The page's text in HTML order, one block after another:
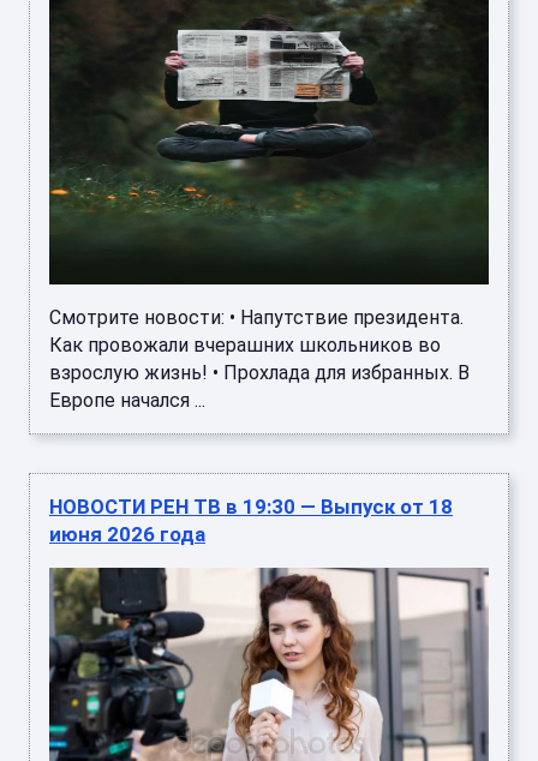
Смотрите новости: • Напутствие президента.
Как провожали вчерашних школьников во
взрослую жизнь! • Прохлада для избранных. В
Европе начался ...
НОВОСТИ РЕН ТВ в 19:30 — Выпуск от 18
июня 2026 года